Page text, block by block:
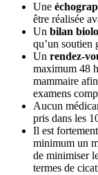
Une
être réalisée
Un bilan
qu’un soutien
Un rendez-
maximum 48
mammaire
examens
Aucun
pris dans les
Il est
minimum un
de minimiser
termes de